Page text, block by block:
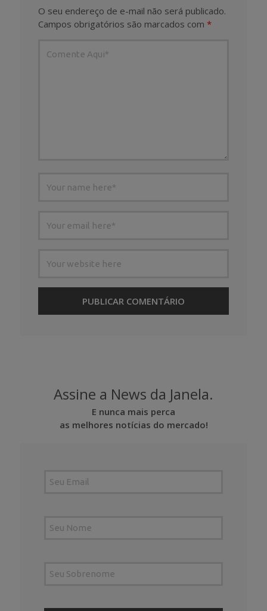
O seu endereço de e-mail não será publicado.
Campos obrigatórios são marcados com *
Assine a News da Janela.
E nunca mais perca
as melhores notícias do mercado!